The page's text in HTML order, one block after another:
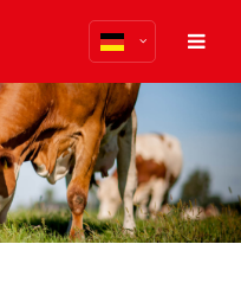
leider nicht.
leider nicht.
leider nicht.